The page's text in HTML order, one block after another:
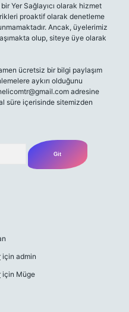
Yer Sağlayıcı olarak hizmet
proaktif olarak denetleme
Ancak, üyelerimiz
olup, siteye üye olarak
ücretsiz bir bilgi paylaşım
aykırı olduğunu
adresine
süre içerisinde sitemizden
için admin
için Müge